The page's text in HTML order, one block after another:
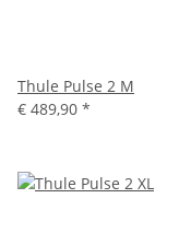
Thule Pulse 2 M
€ 489,90 *